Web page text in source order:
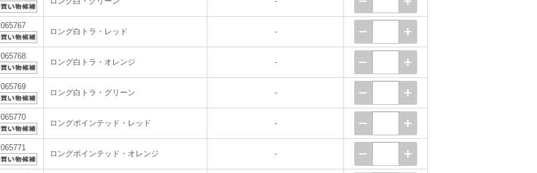
ロング白トラ・レッド -
ロング白トラ・オレンジ -
ロング白トラ・グリーン -
ロングポインテッド・レッド -
ロングポインテッド・オレンジ -